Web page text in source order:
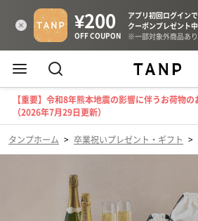
【重要】令和8年熊本地震の影響に伴うお荷物
（2026年7月29日更新）
タンプホーム > 卒業祝いプレゼント・ギフト >